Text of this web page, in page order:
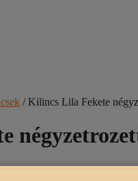
/ Kilincs Lila Fekete